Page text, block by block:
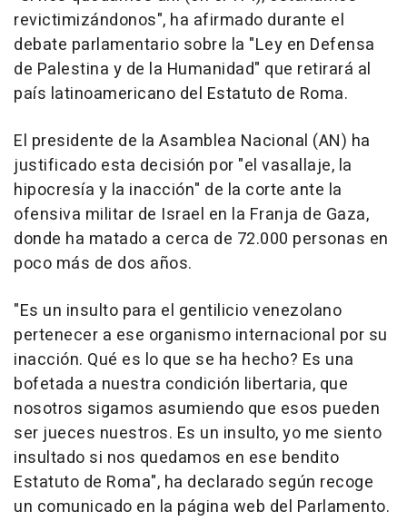
revictimizándonos", ha afirmado durante el
debate parlamentario sobre la "Ley en Defensa
de Palestina y de la Humanidad" que retirará al
país latinoamericano del Estatuto de Roma.
El presidente de la Asamblea Nacional (AN) ha
justificado esta decisión por "el vasallaje, la
hipocresía y la inacción" de la corte ante la
ofensiva militar de Israel en la Franja de Gaza,
donde ha matado a cerca de 72.000 personas en
poco más de dos años.
"Es un insulto para el gentilicio venezolano
pertenecer a ese organismo internacional por su
inacción. Qué es lo que se ha hecho? Es una
bofetada a nuestra condición libertaria, que
nosotros sigamos asumiendo que esos pueden
ser jueces nuestros. Es un insulto, yo me siento
insultado si nos quedamos en ese bendito
Estatuto de Roma", ha declarado según recoge
un comunicado en la página web del Parlamento.